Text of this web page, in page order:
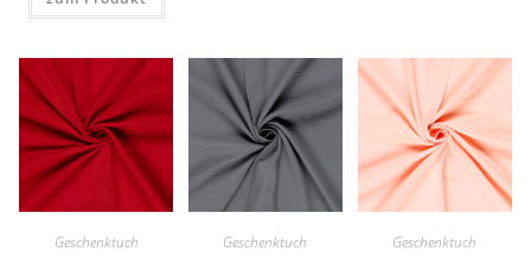
Geschenktuch Geschenktuch Geschenktuch